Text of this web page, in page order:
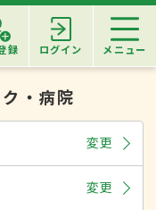
録 ログイン メニュー
・病院
変更
変更